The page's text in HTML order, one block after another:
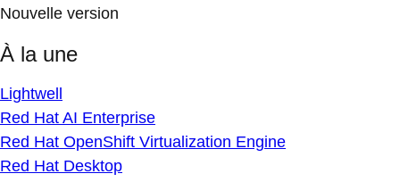
Nouvelle version
À la une
Lightwell
Red Hat AI Enterprise
Red Hat OpenShift Virtualization Engine
Red Hat Desktop